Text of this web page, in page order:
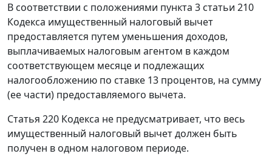
В соответствии с положениями пункта 3 статьи 210
Кодекса имущественный налоговый вычет
предоставляется путем уменьшения доходов,
выплачиваемых налоговым агентом в каждом
соответствующем месяце и подлежащих
налогообложению по ставке 13 процентов, на сумму
(ее части) предоставляемого вычета.
Статья 220 Кодекса не предусматривает, что весь
имущественный налоговый вычет должен быть
получен в одном налоговом периоде.